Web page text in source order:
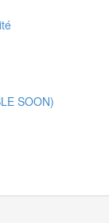
SOON)